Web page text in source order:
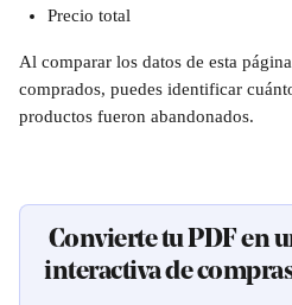
Precio total
Al comparar los datos de esta
comprados, puedes identificar
productos fueron abandonados.
Convierte tu PDF en
interactiva de